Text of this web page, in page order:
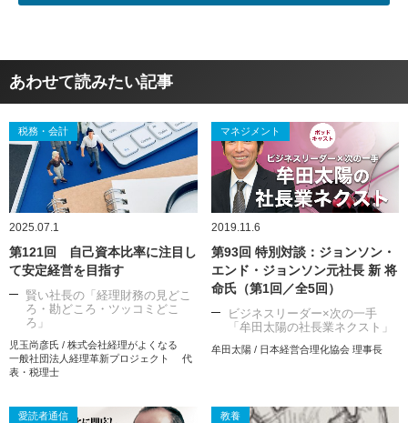
あわせて読みたい記事
税務・会計
2025.07.1
第121回 自己資本比率に注目し
て安定経営を目指す
賢い社長の「経理財務の見どこ
ろ・勘どころ・ツッコミどこ
ろ」
児玉尚彦氏 / 株式会社経理がよくなる
一般社団法人経理革新プロジェクト 代
表・税理士
マネジメント
2019.11.6
第93回 特別対談：ジョンソン・
エンド・ジョンソン元社長 新 将
命氏（第1回／全5回）
ビジネスリーダー×次の一手
「牟田太陽の社長業ネクスト」
牟田太陽 / 日本経営合理化協会 理事長
愛読者通信 教養